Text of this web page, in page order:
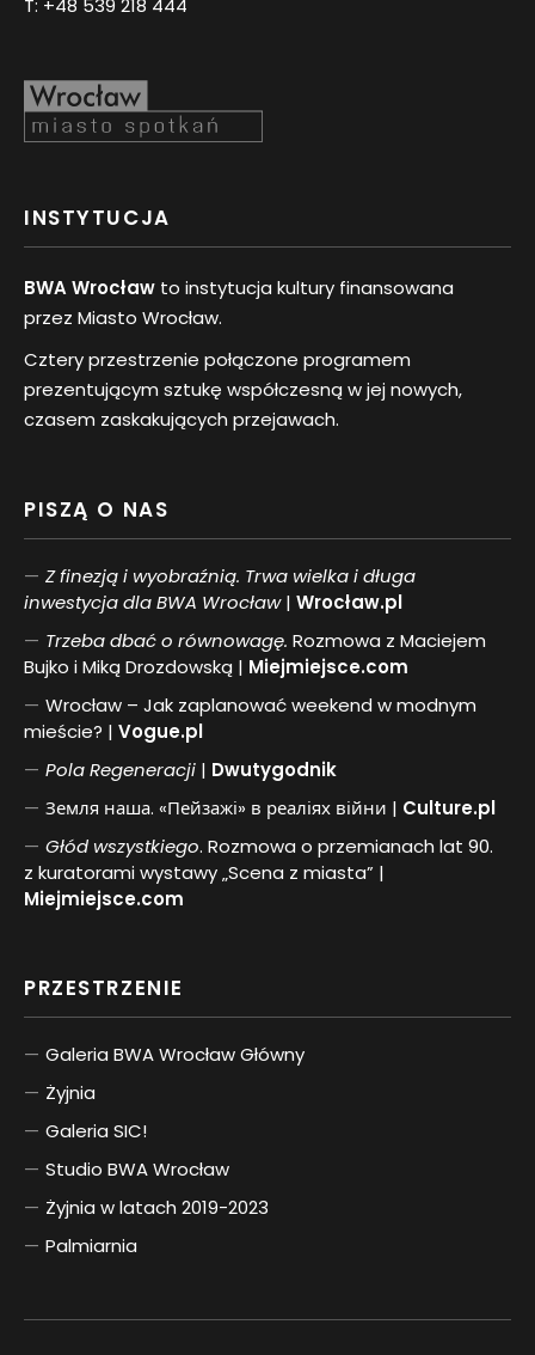
T: +48 539 218 444
INSTYTUCJA
BWA Wrocław to instytucja kultury finansowana
przez Miasto Wrocław.
Cztery przestrzenie połączone programem
prezentującym sztukę współczesną w jej nowych,
czasem zaskakujących przejawach.
PISZĄ O NAS
Z finezją i wyobraźnią. Trwa wielka i długa
inwestycja dla BWA Wrocław| Wrocław.pl
Trzeba dbać o równowagę. Rozmowa z Maciejem
Bujko i Miką Drozdowską | Miejmiejsce.com
Wrocław – Jak zaplanować weekend w modnym
mieście? | Vogue.pl
PolaRegeneracji | Dwutygodnik
Земля наша. «Пейзажі» в реаліях війни | Culture.pl
Głód wszystkiego. Rozmowa o przemianach lat 90.
z kuratorami wystawy „Scena z miasta” |
Miejmiejsce.com
PRZESTRZENIE
Galeria BWA Wrocław Główny
Żyjnia
Galeria SIC!
Studio BWA Wrocław
Żyjnia w latach 2019-2023
Palmiarnia